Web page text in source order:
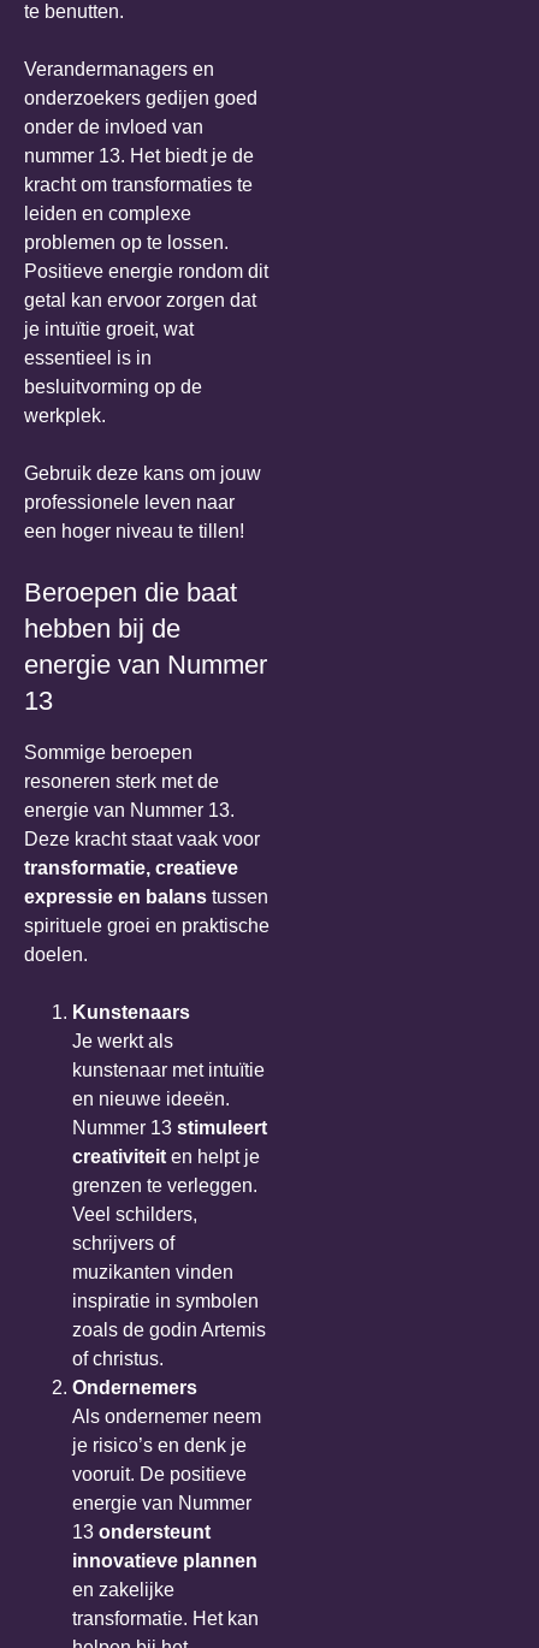
te benutten.
Verandermanagers en
onderzoekers gedijen goed
onder de invloed van
nummer 13. Het biedt je de
kracht om transformaties te
leiden en complexe
problemen op te lossen.
Positieve energie rondom dit
getal kan ervoor zorgen dat
je intuïtie groeit, wat
essentieel is in
besluitvorming op de
werkplek.
Gebruik deze kans om jouw
professionele leven naar
een hoger niveau te tillen!
Beroepen die baat
hebben bij de
energie van Nummer
13
Sommige beroepen
resoneren sterk met de
energie van Nummer 13.
Deze kracht staat vaak voor
transformatie, creatieve
expressie en balans tussen
spirituele groei en praktische
doelen.
Kunstenaars
Je werkt als
kunstenaar met intuïtie
en nieuwe ideeën.
Nummer 13 stimuleert
creativiteit en helpt je
grenzen te verleggen.
Veel schilders,
schrijvers of
muzikanten vinden
inspiratie in symbolen
zoals de godin Artemis
of christus.
Ondernemers
Als ondernemer neem
je risico’s en denk je
vooruit. De positieve
energie van Nummer
13 ondersteunt
innovatieve plannen
en zakelijke
transformatie. Het kan